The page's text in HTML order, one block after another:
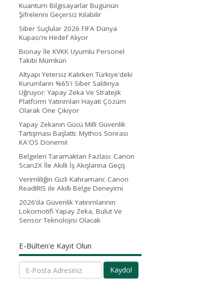
Kuantum Bilgisayarlar Bugünün
Şifrelerini Geçersiz Kılabilir
Siber Suçlular 2026 FIFA Dünya
Kupası'nı Hedef Alıyor
Bionay İle KVKK Uyumlu Personel
Takibi Mümkün
Altyapı Yetersiz Kalırken Türkiye'deki
Kurumların %65'i Siber Saldırıya
Uğruyor: Yapay Zeka Ve Stratejik
Platform Yatırımları Hayati Çözüm
Olarak Öne Çıkıyor
Yapay Zekanın Gücü Milli Güvenlik
Tartışması Başlattı: Mythos Sonrası
KA'OS Dönemi!
Belgeleri Taramaktan Fazlası: Canon
Scan2X İle Akıllı İş Akışlarına Geçiş
Verimliliğin Gizli Kahramanı: Canon
ReadIRIS ile Akıllı Belge Deneyimi
2026’da Güvenlik Yatırımlarının
Lokomotifi Yapay Zeka, Bulut Ve
Sensor Teknolojisi Olacak
E-Bülten'e Kayıt Olun
Kaydol